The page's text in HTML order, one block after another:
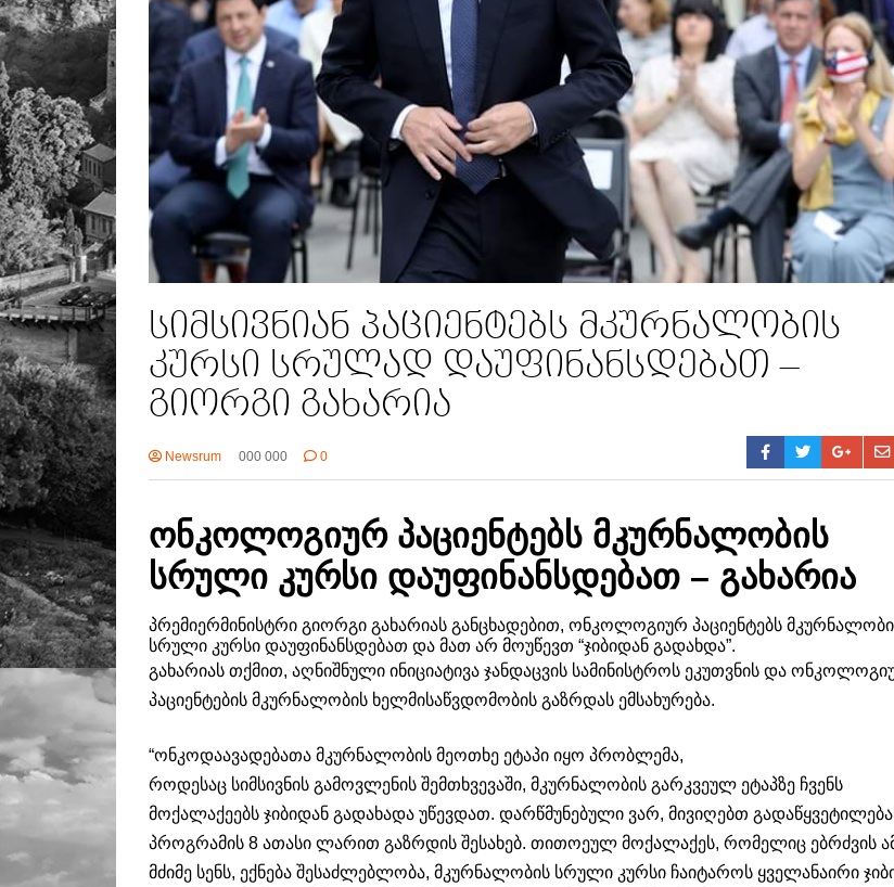
სიმსივნიან პაციენტებს მკურნალობის
კურსი სრულად დაუფინანსდებათ –
გიორგი გახარია
Newsrum 000 000 0
ონკოლოგიურ პაციენტებს მკურნალობის
სრული კურსი დაუფინანსდებათ – გახარია
პრემიერმინისტრი გიორგი გახარიას განცხადებით, ონკოლოგიურ პაციენტებს
სრული კურსი დაუფინანსდებათ და მათ არ მოუწევთ “ჯიბიდან გადახდა”.
გახარიას თქმით, აღნიშნული ინიციატივა ჯანდაცვის სამინისტროს ეკუთვნის და
პაციენტების მკურნალობის ხელმისაწვდომობის გაზრდას ემსახურება.
“ონკოდაავადებათა მკურნალობის მეოთხე ეტაპი იყო პრობლემა,
როდესაც სიმსივნის გამოვლენის შემთხვევაში, მკურნალობის გარკვეულ ეტაპზე ჩვენს
მოქალაქეებს ჯიბიდან გადახადა უწევდათ. დარწმუნებული ვარ, მივიღებთ
პროგრამის 8 ათასი ლარით გაზრდის შესახებ. თითოეულ მოქალაქეს, რომელიც ებრძვის
მძიმე სენს, ექნება შესაძლებლობა, მკურნალობის სრული კურსი ჩაიტაროს ყველანაირი